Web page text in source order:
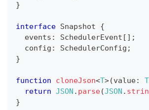
}
interface Snapshot
{
  events
: SchedulerEvent [ ] ;
  config
: SchedulerConfig ;
}
function cloneJson<T>(value: T
return JSON . parse(JSON .
}